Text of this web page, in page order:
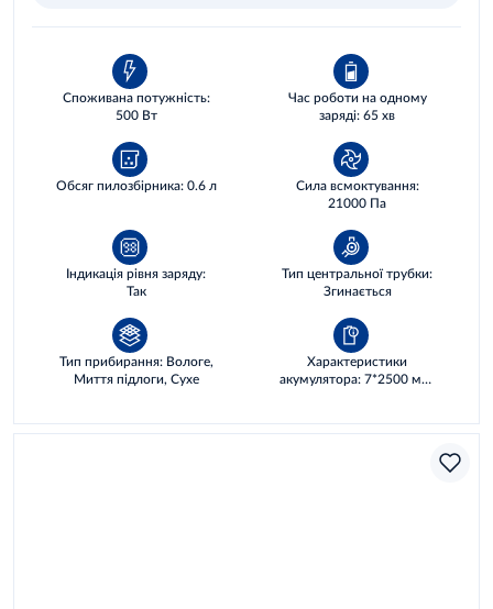
Споживана потужність:
500 Вт
Час роботи на одному
заряді: 65 хв
Обсяг пилозбірника: 0.6 л
Сила всмоктування:
21000 Па
Індикація рівня заряду:
Так
Тип центральної трубки:
Згинається
Тип прибирання: Вологе,
Миття підлоги, Сухе
Характеристики
акумулятора: 7*2500 мАг